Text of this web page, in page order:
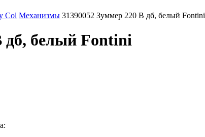
Col Механизмы 31390052 Зуммер 220 В дб, белый Fontini
дб, белый Fontini